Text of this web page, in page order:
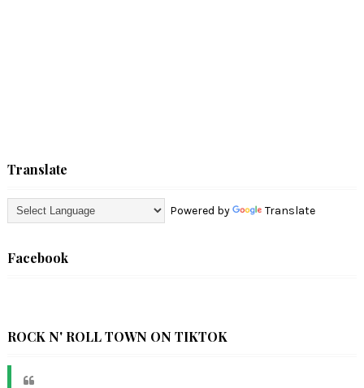
Translate
Powered by Translate
Facebook
ROCK N' ROLL TOWN ON TIKTOK